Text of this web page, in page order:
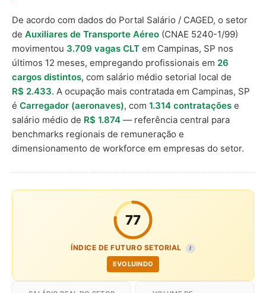
De acordo com dados do Portal Salário / CAGED, o setor
de Auxiliares de Transporte Aéreo (CNAE 5240-1/99)
movimentou 3.709 vagas CLT em Campinas, SP nos
últimos 12 meses, empregando profissionais em 26
cargos distintos, com salário médio setorial local de
R$ 2.433. A ocupação mais contratada em Campinas, SP
é Carregador (aeronaves), com 1.314 contratações e
salário médio de R$ 1.874 — referência central para
benchmarks regionais de remuneração e
dimensionamento de workforce em empresas do setor.
77
ÍNDICE DE FUTURO SETORIAL I
EVOLUINDO